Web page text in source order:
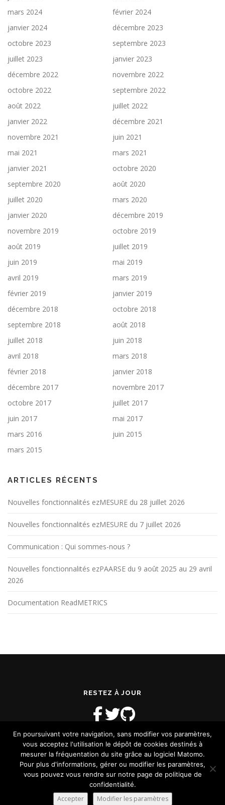
mars 2024
février 2024
janvier 2024
décembre 2023
octobre 2023
septembre 2023
juillet 2023
janvier 2023
décembre 2022
novembre 2022
octobre 2022
septembre 2022
août 2022
juillet 2022
janvier 2022
décembre 2021
novembre 2021
juin 2021
mai 2021
mars 2021
janvier 2021
octobre 2020
septembre 2020
août 2020
juillet 2020
mars 2020
janvier 2020
décembre 2019
novembre 2019
octobre 2019
août 2019
juillet 2019
juin 2019
mai 2019
avril 2019
mars 2019
février 2019
janvier 2019
décembre 2018
octobre 2018
septembre 2018
août 2018
juillet 2018
juin 2018
avril 2018
mars 2018
février 2018
janvier 2018
décembre 2017
novembre 2017
octobre 2017
juillet 2017
juin 2017
mai 2017
mars 2016
juin 2015
mars 2015
ARTICLES RÉCENTS
Nouvelles fonctionnalités ezMESURE du 28 juillet 2026
Nouvelles fonctionnalités ezMESURE du 7 juillet 2026
Communication : Qui sommes-nous ?
Nouvelles fonctionnalités ezPAARSE du 9 août 2025 au 29 avril
2026
Documentation ReadMETRICS
RESTEZ À JOUR
Copyright © 2026 Blog ReadMETRICS OnePress
thème par
FameThemes. Traduit par Wp Trads.
En poursuivant votre navigation, sans modifier vos paramètres,
vous acceptez l'utilisation le dépôt de cookies destinés à
mesurer la fréquentation du site grâce au logiciel Matomo.
Pour plus d'informations, gérer ou modifier les paramètres,
vous pouvez vous rendre sur notre page de politique de
confidentialité.
Accepter Modifier les paramètres